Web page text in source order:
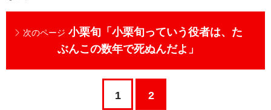
次のページ 小栗旬「小栗旬っていう役者は、た
ぶんこの数年で死ぬんだよ」
1 2